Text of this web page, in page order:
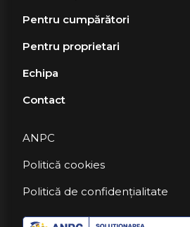
Pentru cumpărători
Pentru proprietari
Echipa
Contact
ANPC
Politică cookies
Politică de confidențialitate